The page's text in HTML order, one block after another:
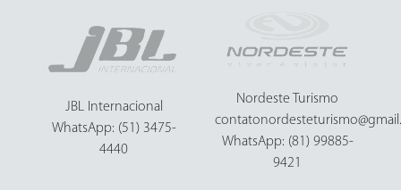
JBL Internacional
WhatsApp: (51) 3475-
4440
Nordeste Turismo
WhatsApp: (81) 99885-
9421